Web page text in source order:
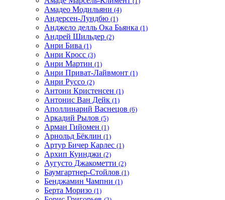
Амадео Модильяни (4)
Андерсен-Лундбю (1)
Анджело делль Ока Бьянка (1)
Андрей Шильдер (2)
Анри Бива (1)
Анри Кросс (3)
Анри Мартин (1)
Анри Приват-Лайвмонт (1)
Анри Руссо (2)
Антони Кристенсен (1)
Антонис Ван Дейк (1)
Аполлинарий Васнецов (6)
Аркадий Рылов (5)
Арман Гийомен (1)
Арнольд Бёклин (1)
Артур Бичер Карлес (1)
Архип Куинджи (2)
Аугусто Джакометти (2)
Баумгартнер-Стойлов (1)
Бенджамин Чампни (1)
Берта Моризо (1)